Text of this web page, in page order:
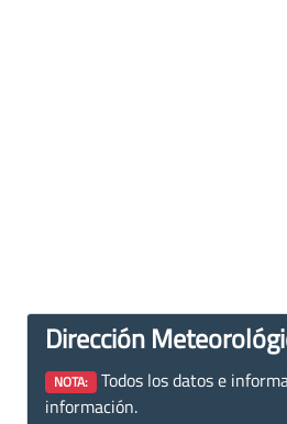
Dirección
NOTA: Todos los datos e
información.